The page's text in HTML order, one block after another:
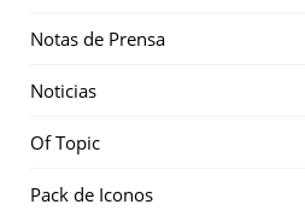
Notas de Prensa
Noticias
Of Topic
Pack de Iconos